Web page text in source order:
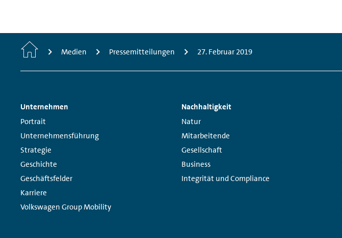
Home Medien Pressemitteilungen 27. Februar 2019
Footer
Navigation
Unternehmen
Links:
Portrait
Unternehmensführung
Strategie
Geschichte
Geschäftsfelder
Karriere
Volkswagen Group Mobility
Nachhaltigkeit
Links:
Natur
Mitarbeitende
Gesellschaft
Business
Integrität und Compliance